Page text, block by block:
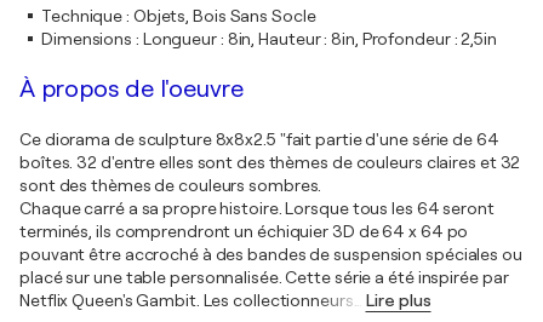
Technique: Objets, Bois Sans Socle
Dimensions : Longueur : 8in, Hauteur : 8in, Profondeur : 2,5in
À propos de l'oeuvre
Ce diorama de sculpture 8x8x2.5 "fait partie d'une série de 64
boîtes. 32 d'entre elles sont des thèmes de couleurs claires et 32
sont des thèmes de couleurs sombres.
Chaque carré a sa propre histoire. Lorsque tous les 64 seront
terminés, ils comprendront un échiquier 3D de 64 x 64 po
pouvant être accroché à des bandes de suspension spéciales ou
placé sur une table personnalisée. Cette série a été inspirée par
Netflix Queen's Gambit. Les collectionneurs
Lire plus